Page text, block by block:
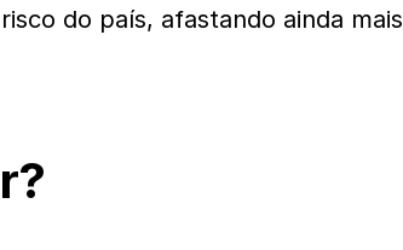
do país, afastando ainda mais